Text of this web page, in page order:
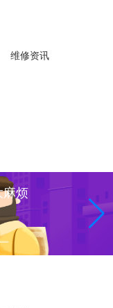
维修资讯
麻烦